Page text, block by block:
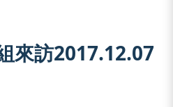
來訪2017.12.07